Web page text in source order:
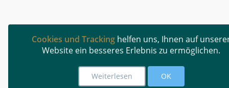
Cookies und Tracking helfen uns, Ihnen auf
Website ein besseres Erlebnis zu ermöglichen.
Weiterlesen OK